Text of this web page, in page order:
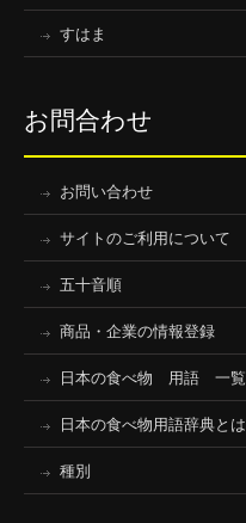
すはま
お問合わせ
お問い合わせ
サイトのご利用について
五十音順
商品・企業の情報登録
日本の食べ物 用語 一覧
日本の食べ物用語辞典とは
種別